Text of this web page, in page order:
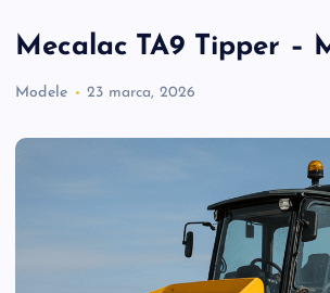
Mecalac TA9 Tipper –
Modele 23 marca, 2026